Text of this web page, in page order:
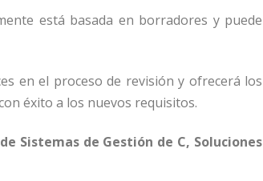
está basada en borradores y puede
en el proceso de revisión y ofrecerá los
éxito a los nuevos requisitos.
Sistemas de Gestión de C, Soluciones